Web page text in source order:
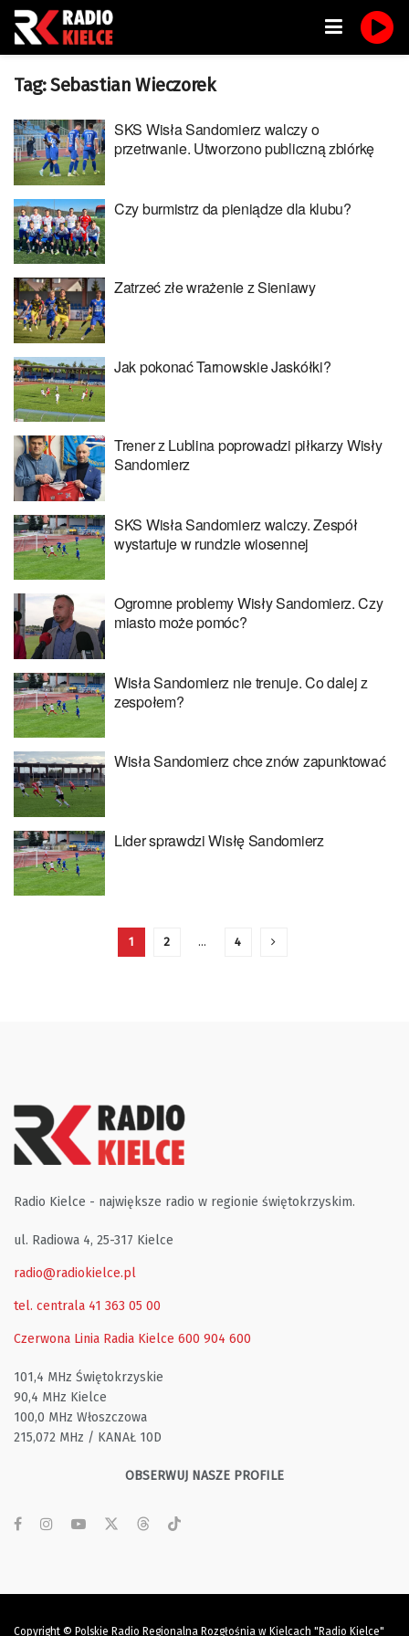
Tag:Sebastian Wieczorek
SKS Wisła Sandomierz walczy o
przetrwanie. Utworzono publiczną zbiórkę
Czy burmistrz da pieniądze dla klubu?
Zatrzeć złe wrażenie z Sieniawy
Jak pokonać Tarnowskie Jaskółki?
Trener z Lublina poprowadzi piłkarzy Wisły
Sandomierz
SKS Wisła Sandomierz walczy. Zespół
wystartuje w rundzie wiosennej
Ogromne problemy Wisły Sandomierz. Czy
miasto może pomóc?
Wisła Sandomierz nie trenuje. Co dalej z
zespołem?
Wisła Sandomierz chce znów zapunktować
Lider sprawdzi Wisłę Sandomierz
1 2 … 4
Radio Kielce - największe radio w regionie świętokrzyskim.
ul. Radiowa 4, 25-317 Kielce
radio@radiokielce.pl
tel. centrala 41 363 05 00
Czerwona Linia Radia Kielce 600 904 600
101,4 MHz Świętokrzyskie
90,4 MHz Kielce
100,0 MHz Włoszczowa
215,072 MHz / KANAŁ 10D
OBSERWUJ NASZE PROFILE
Copyright © Polskie Radio Regionalna Rozgłośnia w Kielcach "Radio Kielce"